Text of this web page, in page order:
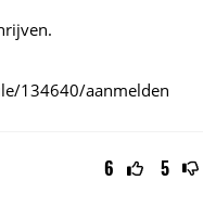
134640/aanmelden
6 5